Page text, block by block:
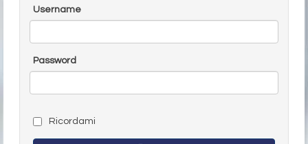
Username
Password
Ricordami